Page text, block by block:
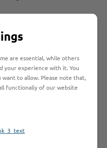
are essential, while others
your experience with it. You
to allow. Please note that,
functionaliy of our website